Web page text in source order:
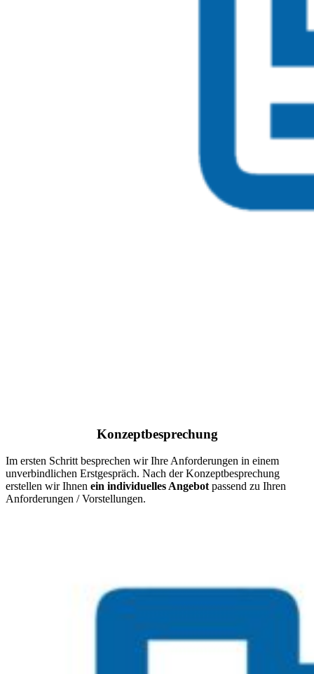
Konzeptbesprechung
Im ersten Schritt besprechen wir Ihre Anforderungen in einem
unverbindlichen Erstgespräch. Nach der Konzeptbesprechung
erstellen wir Ihnen ein individuelles Angebot passend zu Ihren
Anforderungen / Vorstellungen.